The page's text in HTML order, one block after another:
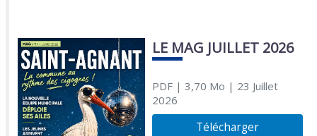
LE MAG JUILLET 2026
PDF| 3,70 Mo | 23 Juillet
2026
Télécharger